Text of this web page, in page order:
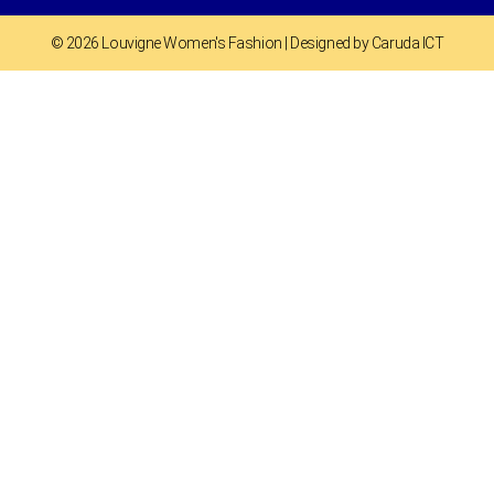
© 2026 Louvigne Women's Fashion | Designed by Caruda ICT